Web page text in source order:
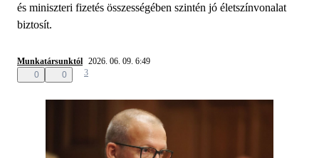
és miniszteri fizetés összességében szintén jó életszínvonalat
biztosít.
Munkatársunktól 2026. 06. 09. 6:49
0
0 3